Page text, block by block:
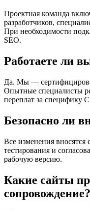
Проектная команда
разработчиков,
При необходимости
SEO.
Работаете ли
Да. Мы —
Опытные специалисты
переплат за специфику
Безопасно ли
Все изменения вносятся
тестирования и
рабочую версию.
Какие сайты
сопровождение?